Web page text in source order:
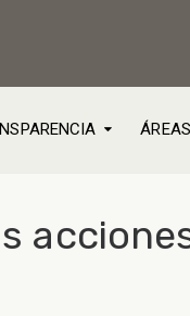
ÁREAS